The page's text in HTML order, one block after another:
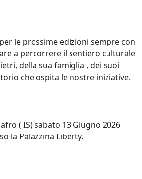
le prossime edizioni sempre con
a percorrere il sentiero culturale
della sua famiglia , dei suoi
che ospita le nostre iniziative.
( IS) sabato 13 Giugno 2026
la Palazzina Liberty.